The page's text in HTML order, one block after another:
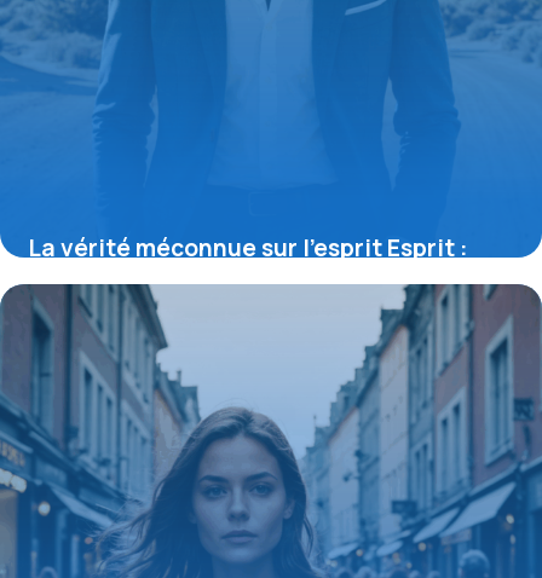
La vérité méconnue sur l’esprit Esprit :
l’histoire californienne qui révolutionne la
mode masculine
11 septembre 2025